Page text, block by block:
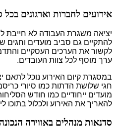
אירועים לחברות וארגונים בכל
יציאה משגרת העבודה לא חייבת
להתקיים גם סביב מועדים וחגים
לקשור את הערכים העסקיים
ערך מוסף לכל צוות העובדים.
במסגרת קיום האירוע נוכל לתאם
חגי שלושת הדתות כמו סיורי
מועדים ייחודיים כמו חודש
להאריך את האירוע ולכלול בתוכו
סדנאות מנהלים באווירה הנכונה